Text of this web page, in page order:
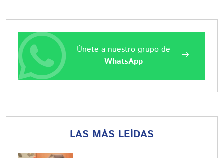
Únete a nuestro grupo de
WhatsApp
LAS MÁS LEÍDAS